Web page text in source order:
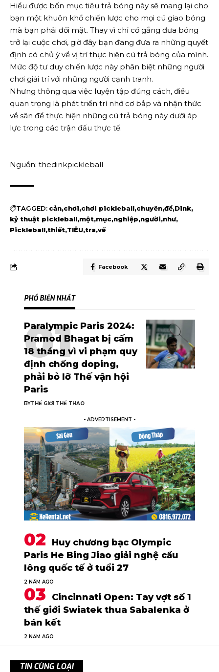
Hiểu được bốn mục tiêu trả bóng này sẽ mang lại cho
bạn một khuôn khổ chiến lược cho mọi cú giao bóng
mà bạn phải đối mặt. Thay vì chỉ cố gắng đưa bóng
trở lại cuộc chơi, giờ đây bạn đang đưa ra những quyết
định có chủ ý về vị trí thực hiện cú trả bóng của mình.
Mức độ tư duy chiến lược này phân biệt những người
chơi giải trí với những người cạnh tranh.
Nhưng thông qua việc luyện tập đúng cách, điều
quan trọng là phát triển trí nhớ cơ bắp và nhận thức
về sân để thực hiện những cú trả bóng này dưới áp
lực trong các trận đấu thực tế.
Nguồn: thedinkpickleball
TAGGED: cản chơi chơi pickleball chuyên để Dink
kỷ thuật pickleball một mục nghiệp người như
Pickleball thiết TIÊU tra về
Facebook
PHỔ BIẾN NHẤT
Paralympic Paris 2024:
Pramod Bhagat bị cấm
18 tháng vì vi phạm quy
định chống doping,
phải bỏ lỡ Thế vận hội
Paris
BYTHẾ GIỚI THỂ THAO
- ADVERTISEMENT -
Huy chương bạc Olympic
Paris He Bing Jiao giải nghệ cầu
lông quốc tế ở tuổi 27
2 NĂM AGO
Cincinnati Open: Tay vợt số 1
thế giới Swiatek thua Sabalenka ở
bán kết
2 NĂM AGO
TIN CÙNG LOẠI